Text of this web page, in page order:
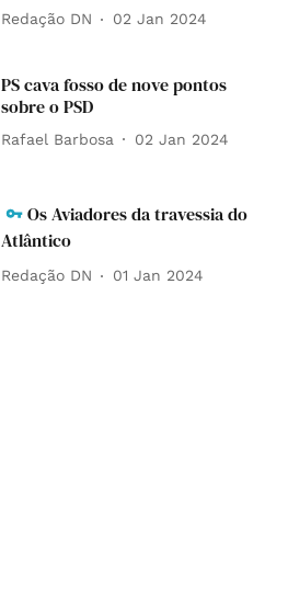
Redação DN 02 Jan 2024
PS cava fosso de nove pontos
sobre o PSD
Rafael Barbosa 02 Jan 2024
Os Aviadores da travessia do
Atlântico
Redação DN 01 Jan 2024